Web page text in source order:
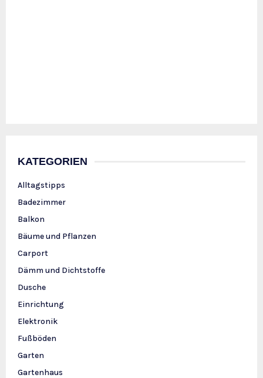
KATEGORIEN
Alltagstipps
Badezimmer
Balkon
Bäume und Pflanzen
Carport
Dämm und Dichtstoffe
Dusche
Einrichtung
Elektronik
Fußböden
Garten
Gartenhaus